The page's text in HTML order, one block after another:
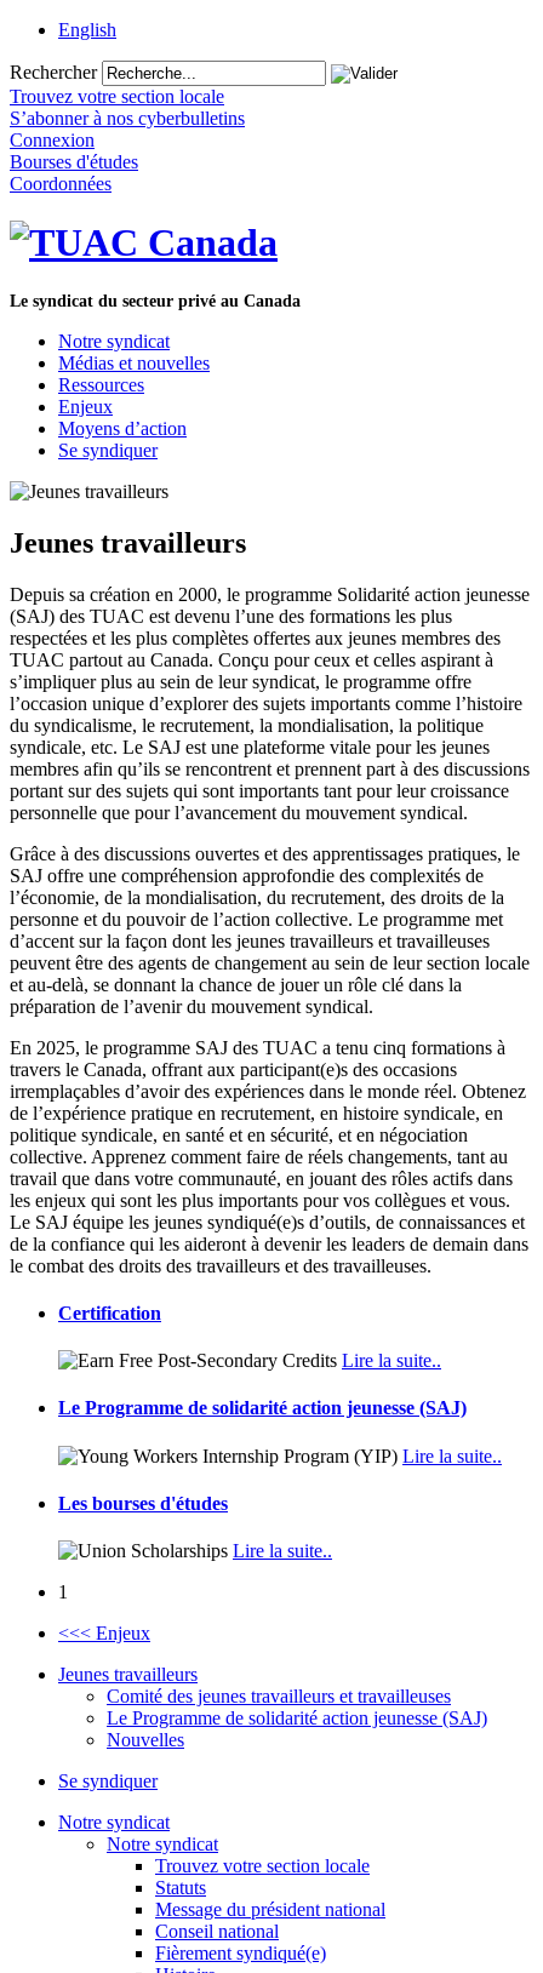
English
Rechercher
Trouvez votre section locale
S’abonner à nos cyberbulletins
Connexion
Bourses d'études
Coordonnées
Le syndicat du secteur privé au Canada
Notre syndicat
Médias et nouvelles
Ressources
Enjeux
Moyens d’action
Se syndiquer
Jeunes travailleurs
Depuis sa création en 2000, le programme Solidarité action jeunesse
(SAJ) des TUAC est devenu l’une des formations les plus
respectées et les plus complètes offertes aux jeunes membres des
TUAC partout au Canada. Conçu pour ceux et celles aspirant à
s’impliquer plus au sein de leur syndicat, le programme offre
l’occasion unique d’explorer des sujets importants comme l’histoire
du syndicalisme, le recrutement, la mondialisation, la politique
syndicale, etc. Le SAJ est une plateforme vitale pour les jeunes
membres afin qu’ils se rencontrent et prennent part à des discussions
portant sur des sujets qui sont importants tant pour leur croissance
personnelle que pour l’avancement du mouvement syndical.
Grâce à des discussions ouvertes et des apprentissages pratiques, le
SAJ offre une compréhension approfondie des complexités de
l’économie, de la mondialisation, du recrutement, des droits de la
personne et du pouvoir de l’action collective. Le programme met
d’accent sur la façon dont les jeunes travailleurs et travailleuses
peuvent être des agents de changement au sein de leur section locale
et au-delà, se donnant la chance de jouer un rôle clé dans la
préparation de l’avenir du mouvement syndical.
En 2025, le programme SAJ des TUAC a tenu cinq formations à
travers le Canada, offrant aux participant(e)s des occasions
irremplaçables d’avoir des expériences dans le monde réel. Obtenez
de l’expérience pratique en recrutement, en histoire syndicale, en
politique syndicale, en santé et en sécurité, et en négociation
collective. Apprenez comment faire de réels changements, tant au
travail que dans votre communauté, en jouant des rôles actifs dans
les enjeux qui sont les plus importants pour vos collègues et vous.
Le SAJ équipe les jeunes syndiqué(e)s d’outils, de connaissances et
de la confiance qui les aideront à devenir les leaders de demain dans
le combat des droits des travailleurs et des travailleuses.
Certification
Lire la suite..
Le Programme de solidarité action jeunesse (SAJ)
Lire la suite..
Les bourses d'études
Lire la suite..
1
<<< Enjeux
Jeunes travailleurs
Comité des jeunes travailleurs et travailleuses
Le Programme de solidarité action jeunesse (SAJ)
Nouvelles
Se syndiquer
Notre syndicat
Notre syndicat
Trouvez votre section locale
Statuts
Message du président national
Conseil national
Fièrement syndiqué(e)